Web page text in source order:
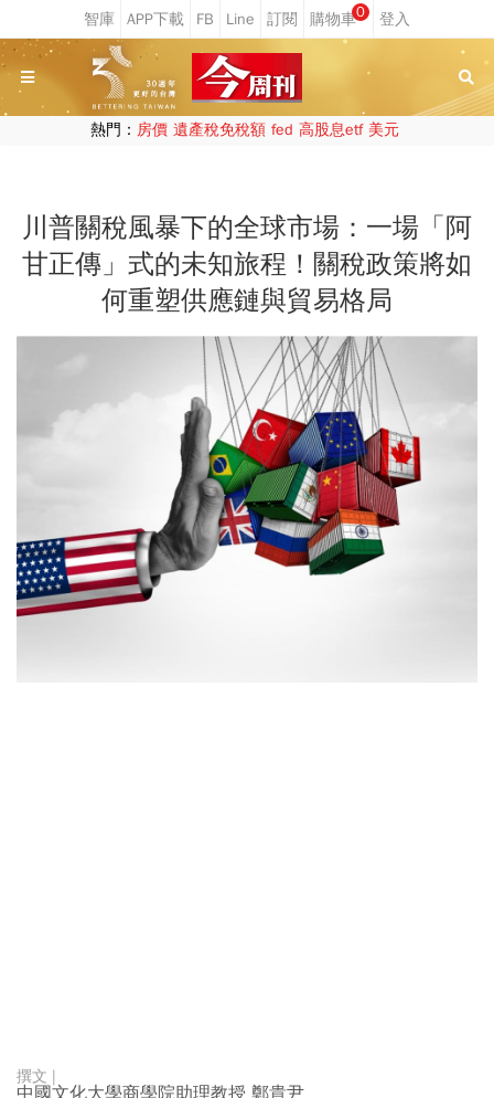
0
熱門： 房價 遺產稅免稅額 fed 高股息etf 美元
川普關稅風暴下的全球市場：一場「阿
甘正傳」式的未知旅程！關稅政策將如
何重塑供應鏈與貿易格局
中國文化大學商學院助理教授 鄭貴尹